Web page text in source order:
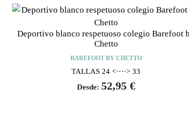
Deportivo blanco respetuoso colegio Barefoot
Chetto
BAREFOOT BY CHETTO
TALLAS 24 <····> 33
Desde: 52,95 €